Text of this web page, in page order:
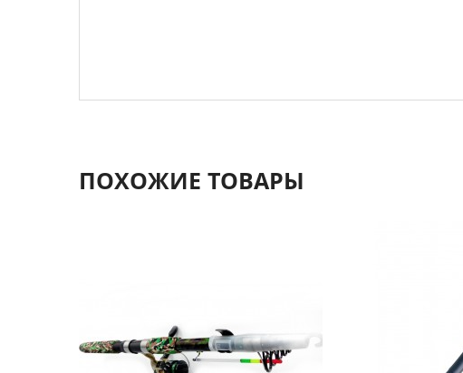
ПОХОЖИЕ ТОВАРЫ